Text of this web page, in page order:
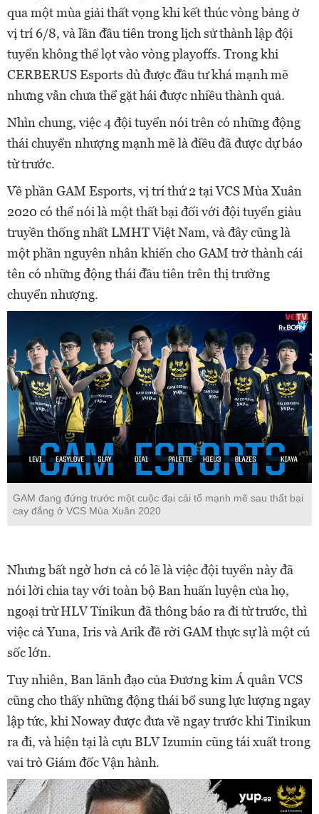
qua một mùa giải thất vọng khi kết thúc vòng bảng ở
vị trí 6/8, và lần đầu tiên trong lịch sử thành lập đội
tuyển không thể lọt vào vòng playoffs. Trong khi
CERBERUS Esports dù được đầu tư khá mạnh mẽ
nhưng vẫn chưa thể gặt hái được nhiều thành quả.
Nhìn chung, việc 4 đội tuyển nói trên có những động
thái chuyển nhượng mạnh mẽ là điều đã được dự báo
từ trước.
Về phần GAM Esports, vị trí thứ 2 tại VCS Mùa Xuân
2020 có thể nói là một thất bại đối với đội tuyển giàu
truyền thống nhất LMHT Việt Nam, và đây cũng là
một phần nguyên nhân khiến cho GAM trở thành cái
tên có những động thái đầu tiên trên thị trường
chuyển nhượng.
GAM đang đứng trước một cuộc đại cải tổ mạnh mẽ sau thất bại
cay đắng ở VCS Mùa Xuân 2020
Nhưng bất ngờ hơn cả có lẽ là việc đội tuyển này đã
nói lời chia tay với toàn bộ Ban huấn luyện của họ,
ngoại trừ HLV Tinikun đã thông báo ra đi từ trước, thì
việc cả Yuna, Iris và Arik đề rời GAM thực sự là một cú
sốc lớn.
Tuy nhiên, Ban lãnh đạo của Đương kim Á quân VCS
cũng cho thấy những động thái bổ sung lực lượng ngay
lập tức, khi Noway được đưa về ngay trước khi Tinikun
ra đi, và hiện tại là cựu BLV Izumin cũng tái xuất trong
vai trò Giám đốc Vận hành.